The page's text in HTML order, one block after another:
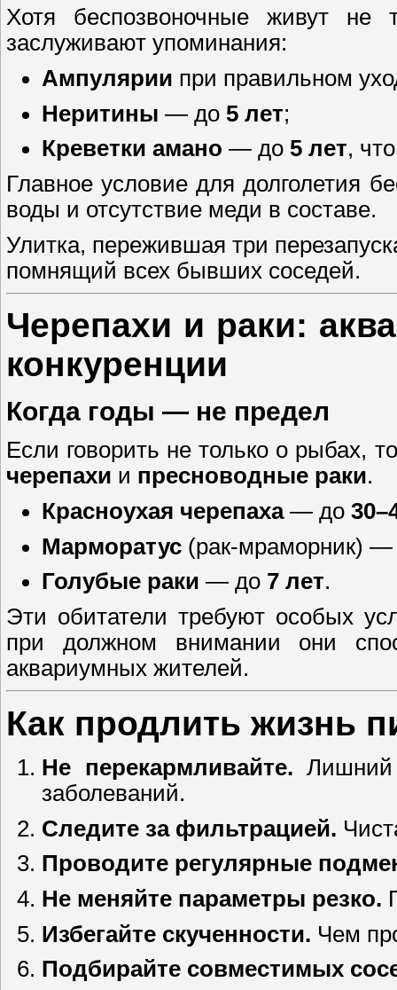
Хотя беспозвоночные живут
заслуживают упоминания:
Ампулярии при правильном
Неритины — до 5 лет;
Креветки амано — до 5 лет,
Главное условие для долголетия
воды и отсутствие меди в составе.
Улитка, пережившая три
помнящий всех бывших соседей.
Черепахи и раки:
конкуренции
Когда годы — не предел
Если говорить не только о рыбах,
черепахи и пресноводные раки.
Красноухая черепаха— до
Марморатус (рак-мраморник)
Голубые раки — до 7 лет.
Эти обитатели требуют особых
при должном внимании они
аквариумных жителей.
Как продлить жизнь
Не перекармливайте. Лишний
заболеваний.
Следите за фильтрацией.
Проводите регулярные
Не меняйте параметры резко.
Избегайте скученности. Чем
Подбирайте совместимых